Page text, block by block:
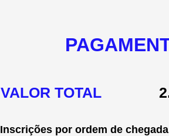
VALOR TOTAL
Inscrições por ordem de